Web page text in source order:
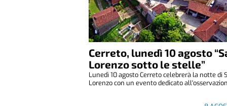
Cerreto, lunedì 10 agosto
Lorenzo sotto le stelle”
Lunedì 10 agosto Cerreto celebrerà la notte di
Lorenzo con un evento dedicato